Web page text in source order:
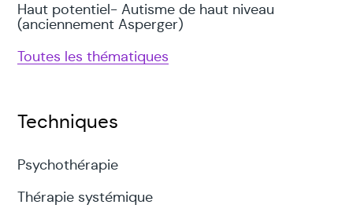
Haut potentiel- Autisme de haut niveau
(anciennement Asperger)
Toutes les thématiques
Techniques
Psychothérapie
Thérapie systémique